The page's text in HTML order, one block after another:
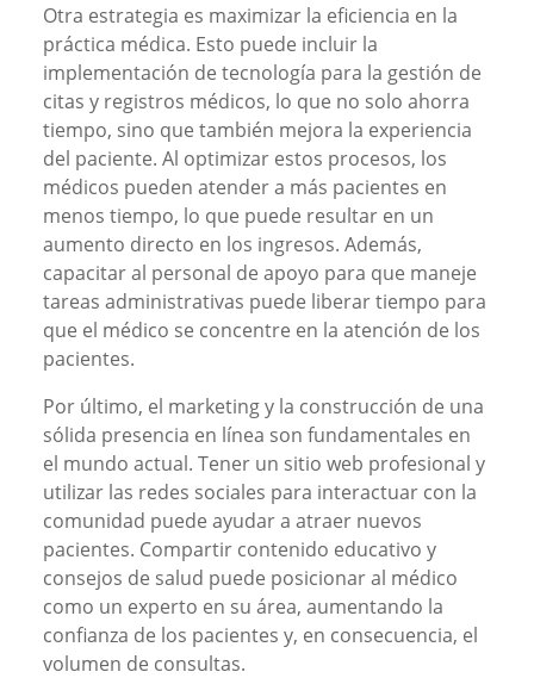
Otra estrategia es maximizar la eficiencia en la
práctica médica. Esto puede incluir la
implementación de tecnología para la gestión de
citas y registros médicos, lo que no solo ahorra
tiempo, sino que también mejora la experiencia
del paciente. Al optimizar estos procesos, los
médicos pueden atender a más pacientes en
menos tiempo, lo que puede resultar en un
aumento directo en los ingresos. Además,
capacitar al personal de apoyo para que maneje
tareas administrativas puede liberar tiempo para
que el médico se concentre en la atención de los
pacientes.
Por último, el marketing y la construcción de una
sólida presencia en línea son fundamentales en
el mundo actual. Tener un sitio web profesional y
utilizar las redes sociales para interactuar con la
comunidad puede ayudar a atraer nuevos
pacientes. Compartir contenido educativo y
consejos de salud puede posicionar al médico
como un experto en su área, aumentando la
confianza de los pacientes y, en consecuencia, el
volumen de consultas.